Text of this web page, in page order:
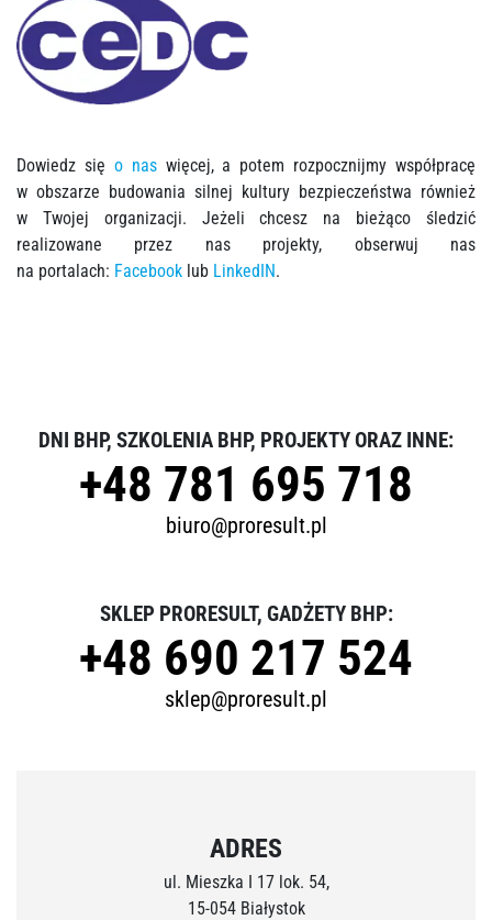
Dowiedz się o naswięcej, a potem rozpocznijmy współpracę
w obszarze budowania silnej kultury bezpieczeństwa również
w Twojej organizacji. Jeżeli chcesz na bieżąco śledzić
realizowane przez nas projekty, obserwuj nas
na portalach: Facebook lub LinkedIN.
DNI BHP, SZKOLENIA BHP, PROJEKTY ORAZ INNE:
+48 781 695 718
biuro@proresult.pl
SKLEP PRORESULT, GADŻETY BHP:
+48 690 217 524
sklep@proresult.pl
ADRES
ul. Mieszka I 17 lok. 54,
15-054 Białystok